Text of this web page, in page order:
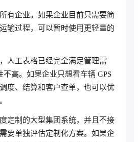
有企业。如果企业目前只需要简
输过程，可以暂时使用更轻量的
人工表格已经完全满足管理需
不高。如果企业只想看车辆 GPS
度、结算和客户查单，也可以优
定制的大型集团系统，并且不接
要单独评估定制化方案。如果企